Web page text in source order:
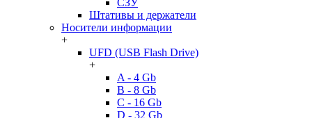
Штативы и держатели
Носители информации
+
UFD (USB Flash Drive)
+
A - 4 Gb
B - 8 Gb
C - 16 Gb
D - 32 Gb